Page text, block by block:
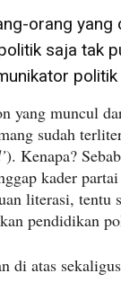
orang yang
saja tak
yang muncul
sudah
). Kenapa?
kader
literasi, tentu
pendidikan
di atas